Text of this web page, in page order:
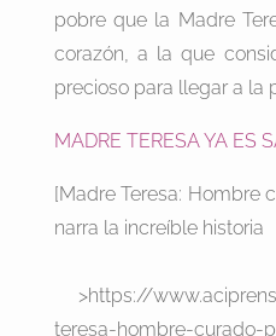
pobre que la Madre
corazón, a la que
precioso para llegar a la
MADRE TERESA YA ES
[Madre Teresa: Hombre
narra la increíble historia
>https://
teresa-hombre-curado-